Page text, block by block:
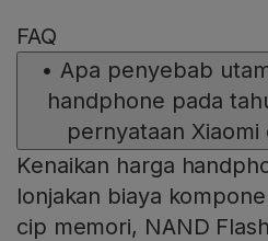
FAQ
• Apa penyebab
handphone pada
pernyataan Xiaomi
Kenaikan harga
lonjakan biaya
cip memori, NAND